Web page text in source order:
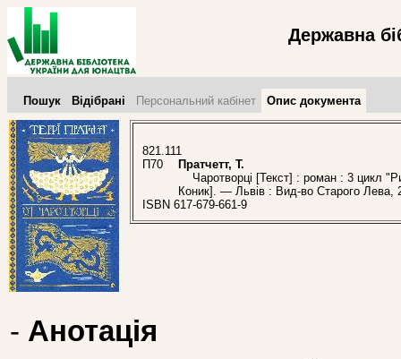
Державна
Пошук Відібрані Персональний кабінет Опис документа
821.111
П70
Пратчетт, Т.
Чаротворці [Текст] : роман : 3 цикл
Коник]. — Львів : Вид-во Старого
ISBN 617-679-661-9
- Анотація